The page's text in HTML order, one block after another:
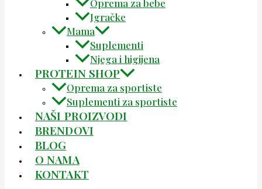
Oprema za bebe
Igračke
Mama
Suplementi
Njega i higijena
PROTEIN SHOP
Oprema za sportiste
Suplementi za sportiste
NAŠI PROIZVODI
BRENDOVI
BLOG
O NAMA
KONTAKT